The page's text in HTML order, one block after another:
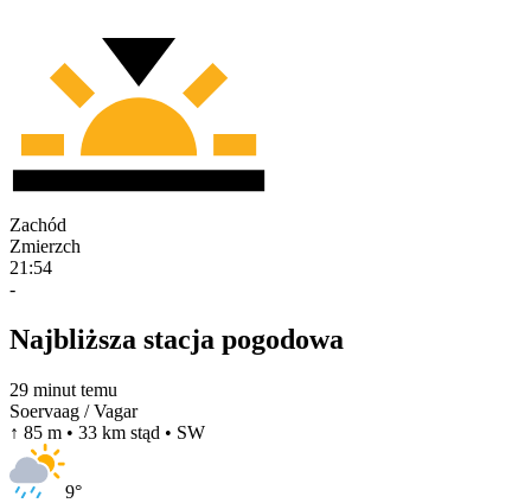
Zachód
Zmierzch
21:54
-
Najbliższa stacja pogodowa
29 minut temu
Soervaag / Vagar
↑ 85 m • 33 km stąd • SW
9°